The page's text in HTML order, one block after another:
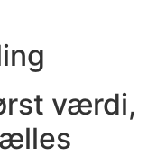
værdi,